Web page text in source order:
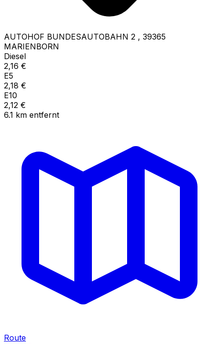
AUTOHOF BUNDESAUTOBAHN 2 , 39365
MARIENBORN
Diesel
2,16 €
E5
2,18 €
E10
2,12 €
6.1 km entfernt
Route